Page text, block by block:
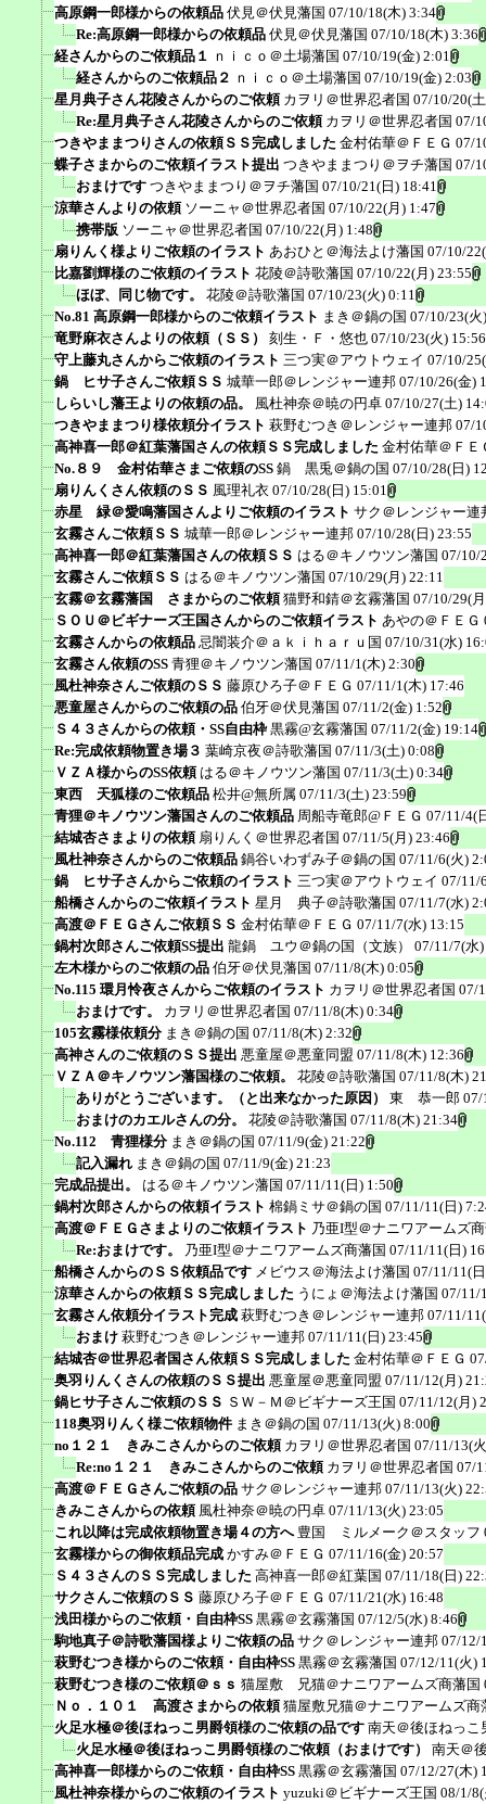
高原鋼一郎様からの依頼品 伏見＠伏見藩国 07/10/18(木) 3:34
Re:高原鋼一郎様からの依頼品 伏見＠伏見藩国 07/10/18(木) 3:36
経さんからのご依頼品１ ｎｉｃｏ＠土場藩国 07/10/19(金) 2:01
経さんからのご依頼品２ ｎｉｃｏ＠土場藩国 07/10/19(金) 2:03
星月典子さん花陵さんからのご依頼 カヲリ＠世界忍者国 07/10/20(
Re:星月典子さん花陵さんからのご依頼 カヲリ＠世界忍者国 07/
つきやままつりさんの依頼ＳＳ完成しました 金村佑華＠ＦＥＧ 07/
蝶子さまからのご依頼イラスト提出 つきやままつり＠ヲチ藩国 07/
おまけです つきやままつり＠ヲチ藩国 07/10/21(日) 18:41
涼華さんよりの依頼 ソーニャ＠世界忍者国 07/10/22(月) 1:47
携帯版 ソーニャ＠世界忍者国 07/10/22(月) 1:48
扇りんく様よりご依頼のイラスト あおひと＠海法よけ藩国 07/10/
比嘉劉輝様のご依頼のイラスト 花陵＠詩歌藩国 07/10/22(月) 23:55
ほぼ、同じ物です。
花陵＠詩歌藩国 07/10/23(火) 0:11
No.81 高原鋼一郎様からのご依頼イラスト まき＠鍋の国 07/10/23(火
竜野麻衣さんよりの依頼（ＳＳ）
刻生・Ｆ・悠也 07/10/23(火) 15:56
守上藤丸さんからご依頼のイラスト 三つ実＠アウトウェイ 07/10/
鍋 ヒサ子さんご依頼ＳＳ 城華一郎＠レンジャー連邦 07/10/26(金)
しらいし藩王よりの依頼の品。
風杜神奈＠暁の円卓 07/10/27(土)
つきやままつり様依頼分イラスト 萩野むつき＠レンジャー連邦 07/
高神喜一郎＠紅葉藩国さんの依頼ＳＳ完成しました 金村佑華＠ＦＥ
No.８９ 金村佑華さまご依頼のSS 鍋 黒兎＠鍋の国 07/10/28(日)
扇りんくさん依頼のＳＳ 風理礼衣 07/10/28(日) 15:01
赤星 緑＠愛鳴藩国さんよりご依頼のイラスト サク＠レンジャー連
玄霧さんご依頼ＳＳ 城華一郎＠レンジャー連邦 07/10/28(日) 23:55
高神喜一郎＠紅葉藩国さんの依頼ＳＳ はる＠キノウツン藩国 07/10/
玄霧さんご依頼ＳＳ はる＠キノウツン藩国 07/10/29(月) 22:11
玄霧＠玄霧藩国 さまからのご依頼 猫野和錆＠玄霧藩国 07/10/29(
ＳＯＵ＠ビギナーズ王国さんからのご依頼イラスト あやの＠ＦＥＧ
玄霧さんからの依頼品 忌闇装介＠ａｋｉｈａｒｕ国 07/10/31(水)
玄霧さん依頼のSS 青狸＠キノウツン藩国 07/11/1(木) 2:30
風杜神奈さんご依頼のＳＳ 藤原ひろ子＠ＦＥＧ 07/11/1(木) 17:46
悪童屋さんからのご依頼の品 伯牙＠伏見藩国 07/11/2(金) 1:52
Ｓ４３さんからの依頼・SS自由枠 黒霧@玄霧藩国 07/11/2(金) 19:14
Re:完成依頼物置き場３ 葉崎京夜＠詩歌藩国 07/11/3(土) 0:08
ＶＺＡ様からのSS依頼 はる＠キノウツン藩国 07/11/3(土) 0:34
東西 天狐様のご依頼品 松井@無所属 07/11/3(土) 23:59
青狸＠キノウツン藩国さんのご依頼品 周船寺竜郎@ＦＥＧ 07/11/4(
結城杏さまよりの依頼 扇りんく＠世界忍者国 07/11/5(月) 23:46
風杜神奈さんからのご依頼品 鍋谷いわずみ子＠鍋の国 07/11/6(火)
鍋 ヒサ子さんからご依頼のイラスト 三つ実＠アウトウェイ 07/11/
船橋さんからのご依頼イラスト 星月 典子＠詩歌藩国 07/11/7(水)
高渡＠ＦＥＧさんご依頼ＳＳ 金村佑華＠ＦＥＧ 07/11/7(水) 13:15
鍋村次郎さんご依頼SS提出 龍鍋 ユウ＠鍋の国（文族）
07/11/7(水
左木様からのご依頼の品 伯牙＠伏見藩国 07/11/8(木) 0:05
No.115 環月怜夜さんからご依頼のイラスト カヲリ＠世界忍者国 07/
おまけです。
カヲリ＠世界忍者国 07/11/8(木) 0:34
105玄霧様依頼分 まき＠鍋の国 07/11/8(木) 2:32
高神さんのご依頼のＳＳ提出 悪童屋＠悪童同盟 07/11/8(木) 12:36
ＶＺＡ＠キノウツン藩国様のご依頼。
花陵＠詩歌藩国 07/11/8(木)
ありがとうございます。（と出来なかった原因）
東 恭一郎 07/
おまけのカエルさんの分。
花陵＠詩歌藩国 07/11/8(木) 21:34
No.112 青狸様分 まき＠鍋の国 07/11/9(金) 21:22
記入漏れ まき＠鍋の国 07/11/9(金) 21:23
完成品提出。
はる＠キノウツン藩国 07/11/11(日) 1:50
鍋村次郎さんからの依頼イラスト 棉鍋ミサ＠鍋の国 07/11/11(日)
高渡＠ＦＥＧさまよりのご依頼イラスト 乃亜I型＠ナニワアームズ
Re:おまけです。
乃亜I型＠ナニワアームズ商藩国 07/11/11(日)
船橋さんからのＳＳ依頼品です メビウス＠海法よけ藩国 07/11/11(
涼華さんからの依頼ＳＳ完成しました うにょ＠海法よけ藩国 07/11/
玄霧さん依頼分イラスト完成 萩野むつき＠レンジャー連邦 07/11/
おまけ 萩野むつき＠レンジャー連邦 07/11/11(日) 23:45
結城杏＠世界忍者国さん依頼ＳＳ完成しました 金村佑華＠ＦＥＧ
奥羽りんくさんの依頼のＳＳ提出 悪童屋＠悪童同盟 07/11/12(月)
鍋ヒサ子さんご依頼のＳＳ ＳＷ－Ｍ＠ビギナーズ王国 07/11/12(月)
118奥羽りんく様ご依頼物件 まき＠鍋の国 07/11/13(火) 8:00
no１２１ きみこさんからのご依頼 カヲリ＠世界忍者国 07/11/13(
Re:no１２１ きみこさんからのご依頼 カヲリ＠世界忍者国 07/
高渡＠ＦＥＧさんご依頼の品 サク＠レンジャー連邦 07/11/13(火)
きみこさんからの依頼 風杜神奈＠暁の円卓 07/11/13(火) 23:05
これ以降は完成依頼物置き場４の方へ 豊国 ミルメーク＠スタッフ
玄霧様からの御依頼品完成 かすみ＠ＦＥＧ 07/11/16(金) 20:57
Ｓ４３さんのＳＳ完成しました 高神喜一郎＠紅葉国 07/11/18(日)
サクさんご依頼のＳＳ 藤原ひろ子＠ＦＥＧ 07/11/21(水) 16:48
浅田様からのご依頼・自由枠SS 黒霧＠玄霧藩国 07/12/5(水) 8:46
駒地真子＠詩歌藩国様よりご依頼の品 サク＠レンジャー連邦 07/12/
萩野むつき様からのご依頼・自由枠SS 黒霧＠玄霧藩国 07/12/11(火)
萩野むつき様のご依頼＠ｓｓ 猫屋敷 兄猫＠ナニワアームズ商藩国
Ｎｏ．１０１ 高渡さまからの依頼 猫屋敷兄猫＠ナニワアームズ商
火足水極＠後ほねっこ男爵領様のご依頼の品です 南天＠後ほねっこ
火足水極＠後ほねっこ男爵領様のご依頼（おまけです）
南天＠
高神喜一郎様からのご依頼・自由枠SS 黒霧＠玄霧藩国 07/12/27(木)
風杜神奈様からのご依頼のイラスト yuzuki＠ビギナーズ王国 08/1/